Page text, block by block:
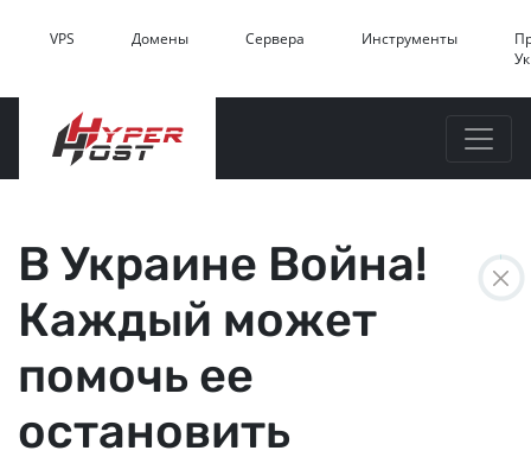
VPS Домены Сервера Инструменты
В Украине Война!
Каждый может
помочь ее
остановить